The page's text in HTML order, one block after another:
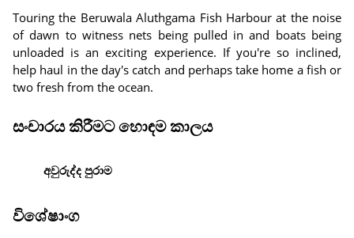
Touring the Beruwala Aluthgama Fish Harbour at the noise
of dawn to witness nets being pulled in and boats being
unloaded is an exciting experience. If you're so inclined,
help haul in the day's catch and perhaps take home a fish or
two fresh from the ocean.
සංචාරය කිරීමට හොඳම කාලය
අවුරුද්ද පුරාම
විශේෂාංග